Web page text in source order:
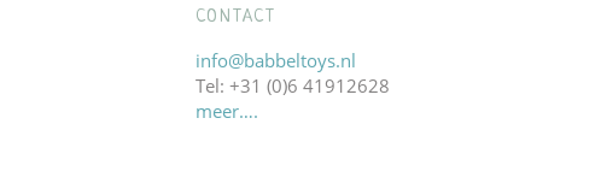
CONTACT
info@babbeltoys.nl
Tel: +31 (0)6 41912628
meer….